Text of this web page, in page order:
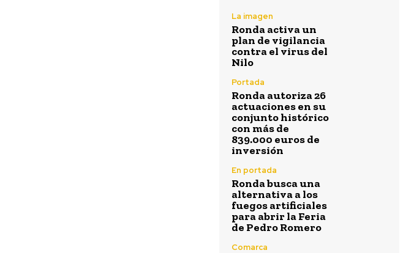
La imagen
Ronda activa un
plan de vigilancia
contra el virus del
Nilo
Portada
Ronda autoriza 26
actuaciones en su
conjunto histórico
con más de
839.000 euros de
inversión
En portada
Ronda busca una
alternativa a los
fuegos artificiales
para abrir la Feria
de Pedro Romero
Comarca